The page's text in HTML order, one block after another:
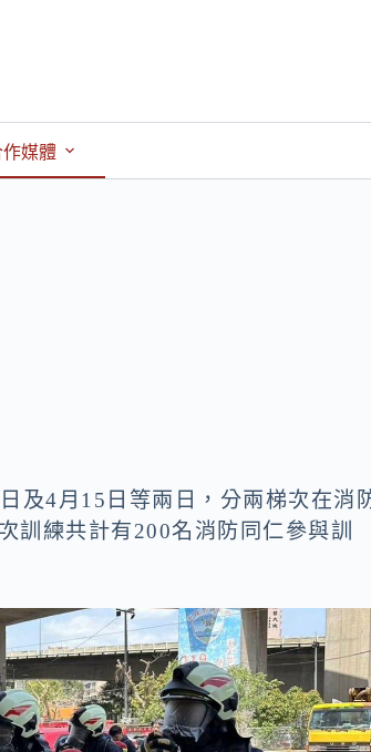
作媒體
及4月15日等兩日，分兩梯次在消
訓練共計有200名消防同仁參與訓